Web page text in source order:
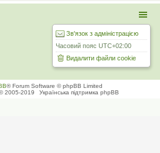
Зв'язок з адміністрацією
Часовий пояс UTC+02:00
Видалити файли cookie
® Forum Software © phpBB Limited
2005-2019
Українська підтримка phpBB